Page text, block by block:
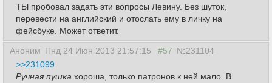
ТЫ пробовал задать эти вопросы Левину. Без шуток,
перевести на английский и отослать ему в личку на
фейсбуке. Может ответит.
Аноним Пнд 24 Июн 2013 21:57:15 #57 №231104
>>231099
Ручная пушка хороша, только патронов к ней мало. В